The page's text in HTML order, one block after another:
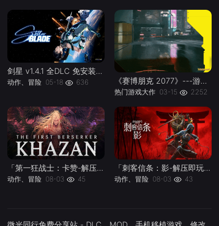
剑星 v1.4.1 全DLC 免安装中文版-下载-游戏本体-绿色免安装-解压即玩~
动作、冒险 05-18 636 《赛博朋克 2077》---游戏本体-绿色免安装-解压即玩~
热门游戏大作 03-15 2252
「第一狂战士：卡赞-解压即玩版 The First Berserker Khazan Build.22579715」|中文|支持手柄|容量52.8G-下载-游戏本体-绿色免安装-解压即玩~
动作、冒险 08-03 45
「刺客信条：影-解压即玩版 Assassin s Creed Shadows v1.1」全DLC|官方中文|支持手柄|容量175.32G- -下载-游戏本体-绿色免安装-解压即玩~
动作、冒险 08-03 43